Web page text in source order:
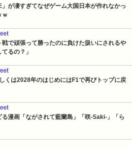
」が凄すぎてなぜゲーム大国日本が作れなかっ
ｗ
で頑張って勝ったのに負けた扱いにされるや
るの？」
くは2028年のはじめにはF1で再びトップに戻
漫画「ながされて藍蘭島」「咲-Saki-」「ら